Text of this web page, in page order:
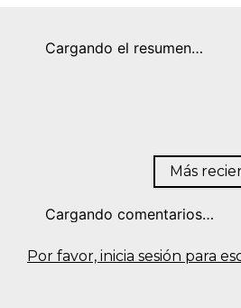
Cargando el resumen…
Por favor, inicia sesión para
Más
Cargando comentarios…